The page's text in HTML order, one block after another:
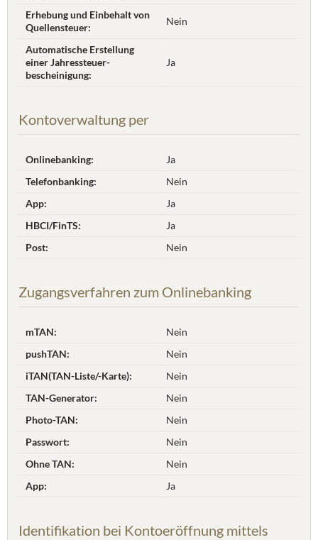
Erhebung und Einbehalt von
Quellensteuer:
Nein
Automatische Erstellung
einer Jahres­steuer­
bescheinigung:
Ja
Kontoverwaltung per
Onlinebanking:
Ja
Telefonbanking:
Nein
App:
Ja
HBCI/FinTS:
Ja
Post:
Nein
Zugangsverfahren zum Onlinebanking
mTAN:
Nein
pushTAN:
Nein
iTAN(TAN-Liste/-Karte):
Nein
TAN-Generator:
Nein
Photo-TAN:
Nein
Passwort:
Nein
Ohne TAN:
Nein
App:
Ja
Identifikation bei Kontoeröffnung mittels